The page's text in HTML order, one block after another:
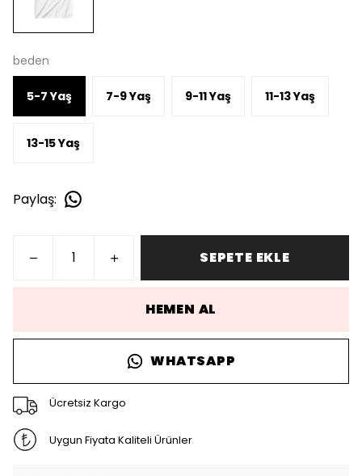
beden
5-7 Yaş 7-9 Yaş 9-11 Yaş 11-13 Yaş
13-15 Yaş
Paylaş:
SEPETE EKLE
HEMEN AL
WHATSAPP
Ücretsiz Kargo
Uygun Fiyata Kaliteli Ürünler